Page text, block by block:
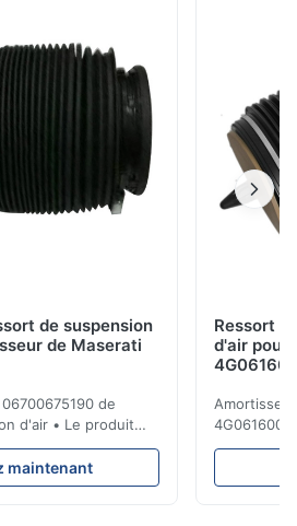
et fournit ...
de suspension
de Maserati
de
d'air • Le produit
avec la cloison
pneumatique et
No. de
maintenant
Ressort
d'air pour
d'Audi A6
réparation